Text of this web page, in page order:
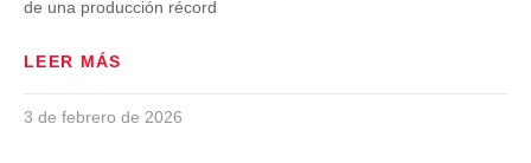
de una producción récord
LEER MÁS
3 de febrero de 2026